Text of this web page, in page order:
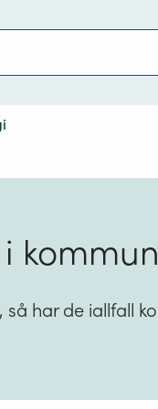
så har de iallfall